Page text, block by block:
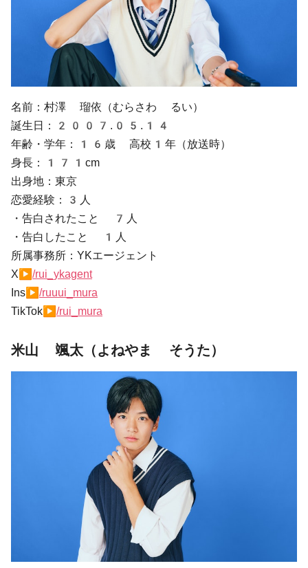
名前：村澤 瑠依（むらさわ るい）
誕生日：2007.05.14
年齢・学年：16歳 高校1年（放送時）
身長：171cm
出身地：東京
恋愛経験：3人
・告白されたこと 7人
・告白したこと 1人
所属事務所：YKエージェント
X▶ /rui_ykagent
Ins▶ /ruuui_mura
TikTok▶ /rui_mura
米山 颯太（よねやま そうた）